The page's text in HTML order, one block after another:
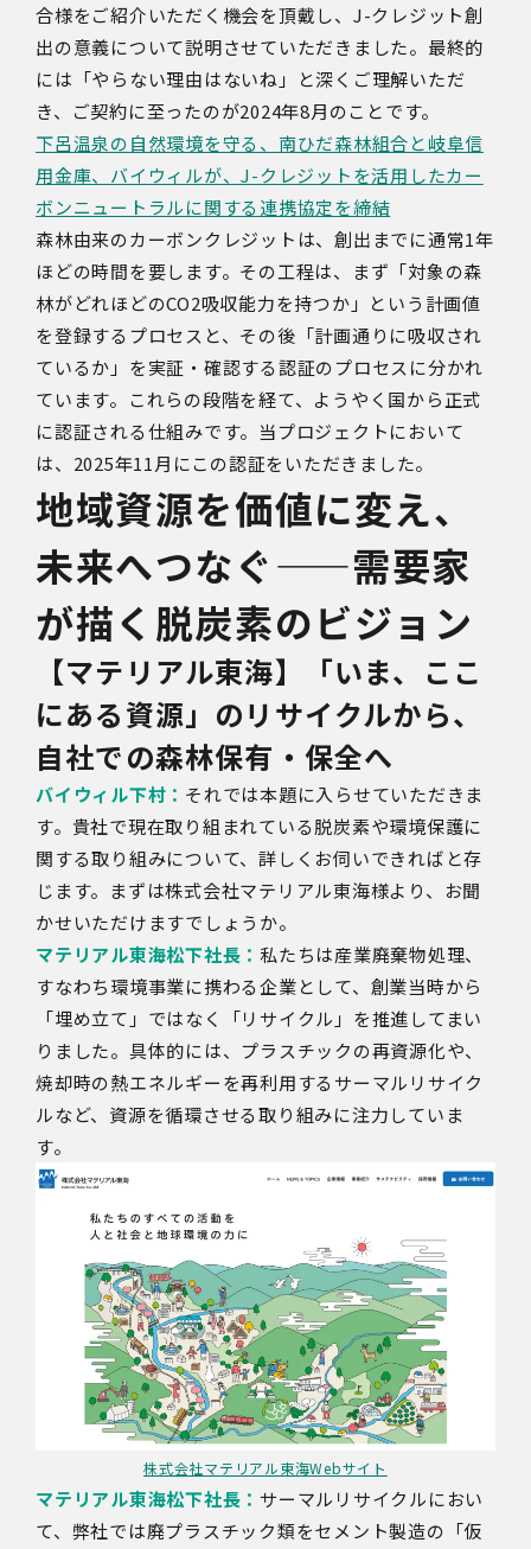
合様をご紹介いただく機会を頂戴し、J-クレジット創
出の意義について説明させていただきました。最終的
には「やらない理由はないね」と深くご理解いただ
き、ご契約に至ったのが2024年8月のことです。
下呂温泉の自然環境を守る、南ひだ森林組合と岐阜信
用金庫、バイウィルが、J-クレジットを活用したカー
ボンニュートラルに関する連携協定を締結
森林由来のカーボンクレジットは、創出までに通常1年
ほどの時間を要します。その工程は、まず「対象の森
林がどれほどのCO2吸収能力を持つか」という計画値
を登録するプロセスと、その後「計画通りに吸収され
ているか」を実証・確認する認証のプロセスに分かれ
ています。これらの段階を経て、ようやく国から正式
に認証される仕組みです。当プロジェクトにおいて
は、2025年11月にこの認証をいただきました。
地域資源を価値に変え、
未来へつなぐ——需要家
が描く脱炭素のビジョン
【マテリアル東海】「いま、ここ
にある資源」のリサイクルから、
自社での森林保有・保全へ
バイウィル下村： それでは本題に入らせていただきま
す。 貴社で現在取り組まれている脱炭素や環境保護に
関する取り組みについて、詳しくお伺いできればと存
じます。まずは株式会社マテリアル東海様より、お聞
かせいただけますでしょうか。
マテリアル東海松下社長： 私たちは産業廃棄物処理、
すなわち環境事業に携わる企業として、創業当時から
「埋め立て」ではなく「リサイクル」を推進してまい
りました。具体的には、プラスチックの再資源化や、
焼却時の熱エネルギーを再利用するサーマルリサイク
ルなど、資源を循環させる取り組みに注力していま
す。
株式会社マテリアル東海Webサイト
マテリアル東海松下社長： サーマルリサイクルにおい
て、弊社では廃プラスチック類をセメント製造の「仮